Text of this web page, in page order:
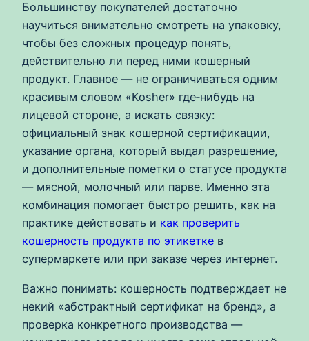
Большинству покупателей достаточно
научиться внимательно смотреть на упаковку,
чтобы без сложных процедур понять,
действительно ли перед ними кошерный
продукт. Главное — не ограничиваться одним
красивым словом «Kosher» где‑нибудь на
лицевой стороне, а искать связку:
официальный знак кошерной сертификации,
указание органа, который выдал разрешение,
и дополнительные пометки о статусе продукта
— мясной, молочный или парве. Именно эта
комбинация помогает быстро решить, как на
практике действовать и как проверить
кошерность продукта по этикетке в
супермаркете или при заказе через интернет.
Важно понимать: кошерность подтверждает не
некий «абстрактный сертификат на бренд», а
проверка конкретного производства —